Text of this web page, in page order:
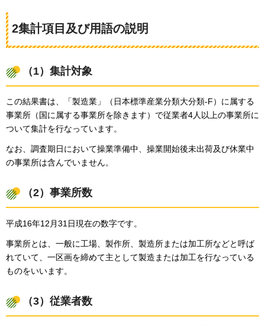
2集計項目及び用語の説明
（1）集計対象
この結果書は、「製造業」（日本標準産業分類大分類-F）に属する
事業所（国に属する事業所を除きます）で従業者4人以上の事業所に
ついて集計を行なっています。
なお、調査期日において操業準備中、操業開始後未出荷及び休業中
の事業所は含んでいません。
（2）事業所数
平成16年12月31日現在の数字です。
事業所とは、一般に工場、製作所、製造所または加工所などと呼ば
れていて、一区画を締めて主として製造または加工を行なっている
ものをいいます。
（3）従業者数